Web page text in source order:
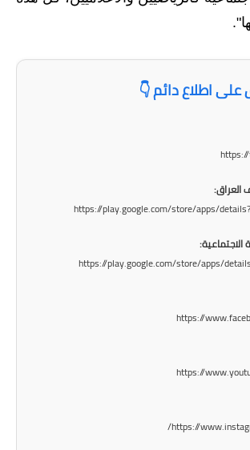
المرحلة المتوسطة
المرحلة الاعدادية
المرحلة المتوسطة
على اطلاع دائم 👇
العراق:
https://play.google.com/store/apps/
الاجتماعية:
https://play.google.com/store/apps/
https://
https://
https://